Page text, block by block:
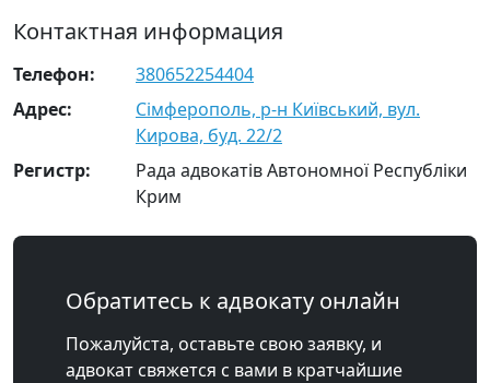
Контактная информация
Телефон:
380652254404
Адрес:
Сімферополь, р-н Київський, вул.
Кирова, буд. 22/2
Регистр:
Рада адвокатів Автономної Республіки
Крим
Обратитесь к адвокату онлайн
Пожалуйста, оставьте свою заявку, и
адвокат свяжется с вами в кратчайшие